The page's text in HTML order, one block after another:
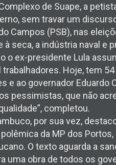
de Suape, a
sem travar um
Campos (PSB), nas
seca, a indústria naval e
o ex-presidente Lula
Hoje, tem
e ao governador
pessimistas, que não
completou.
por sua vez,
da MP dos
O texto aguarda a
uma obra de todos os